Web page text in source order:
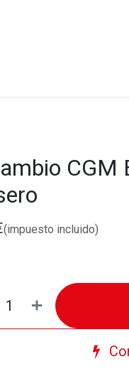
CGM
(impuesto incluido)